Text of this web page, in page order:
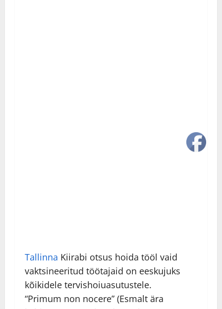
Tallinna Kiirabi otsus hoida tööl vaid
vaktsineeritud töötajaid on eeskujuks
kõikidele tervishoiuasutustele.
“Primum non nocere” (Esmalt ära